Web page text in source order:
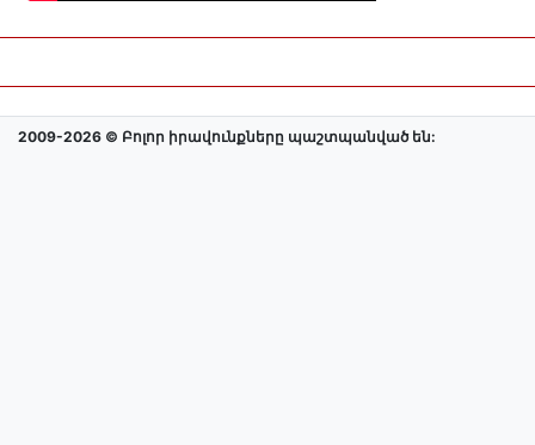
2009-2026 © Բոլոր իրավունքները պաշտպանված են: